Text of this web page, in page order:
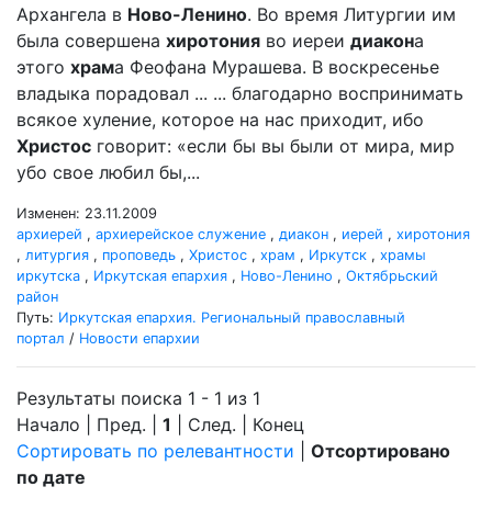
Архангела в Ново-Ленино. Во время Литургии им
была совершена хиротония во иереи диакона
этого храма Феофана Мурашева. В воскресенье
владыка порадовал ... ... благодарно воспринимать
всякое хуление, которое на нас приходит, ибо
Христос говорит: «если бы вы были от мира, мир
убо свое любил бы,...
Изменен: 23.11.2009
архиерей , архиерейское служение , диакон , иерей , хиротония
, литургия , проповедь , Христос , храм , Иркутск , храмы
иркутска , Иркутская епархия , Ново-Ленино , Октябрьский
район
Путь: Иркутская епархия. Региональный православный
портал / Новости епархии
Результаты поиска 1 - 1 из 1
Начало | Пред. | 1 | След. | Конец
Сортировать по релевантности
Отсортировано
по дате